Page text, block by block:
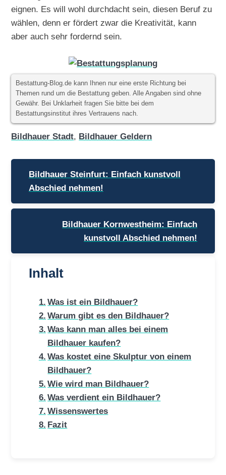
eignen. Es will wohl durchdacht sein, diesen Beruf zu
wählen, denn er fördert zwar die Kreativität, kann
aber auch sehr fordernd sein.
Bestattung-Blog.de kann Ihnen nur eine erste Richtung bei
Themen rund um die Bestattung geben. Alle Angaben sind ohne
Gewähr. Bei Unklarheit fragen Sie bitte bei dem
Bestattungsinstitut ihres Vertrauens nach.
Bildhauer Stadt, Bildhauer Geldern
Beitragsnavigation
Bildhauer Steinfurt: Einfach kunstvoll
Abschied nehmen!
Bildhauer Kornwestheim: Einfach
kunstvoll Abschied nehmen!
Inhalt
Was ist ein Bildhauer?
Warum gibt es den Bildhauer?
Was kann man alles bei einem
Bildhauer kaufen?
Was kostet eine Skulptur von einem
Bildhauer?
Wie wird man Bildhauer?
Was verdient ein Bildhauer?
Wissenswertes
Fazit